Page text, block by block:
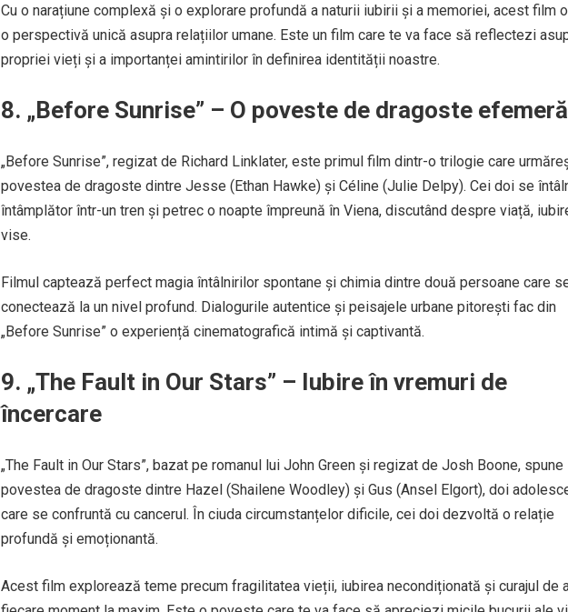
Cu o narațiune complexă și o explorare profundă a naturii iubirii și a memoriei, acest film
o perspectivă unică asupra relațiilor umane. Este un film care te va face să reflectezi
propriei vieți și a importanței amintirilor în definirea identității noastre.
8. „Before Sunrise” – O poveste de dragoste efemeră
„Before Sunrise”, regizat de Richard Linklater, este primul film dintr-o trilogie care
povestea de dragoste dintre Jesse (Ethan Hawke) și Céline (Julie Delpy). Cei doi se
întâmplător într-un tren și petrec o noapte împreună în Viena, discutând despre viață,
vise.
Filmul captează perfect magia întâlnirilor spontane și chimia dintre două persoane care
conectează la un nivel profund. Dialogurile autentice și peisajele urbane pitorești fac din
„Before Sunrise” o experiență cinematografică intimă și captivantă.
9. „The Fault in Our Stars” – Iubire în vremuri de
încercare
„The Fault in Our Stars”, bazat pe romanul lui John Green și regizat de Josh Boone, spune
povestea de dragoste dintre Hazel (Shailene Woodley) și Gus (Ansel Elgort), doi
care se confruntă cu cancerul. În ciuda circumstanțelor dificile, cei doi dezvoltă o relație
profundă și emoționantă.
Acest film explorează teme precum fragilitatea vieții, iubirea necondiționată și curajul de